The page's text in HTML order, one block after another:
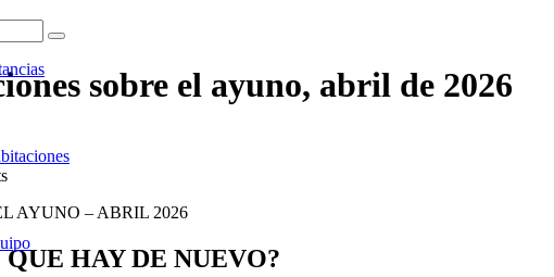
sobre el ayuno, abril de 2026
AYUNO – ABRIL 2026
HAY DE NUEVO?